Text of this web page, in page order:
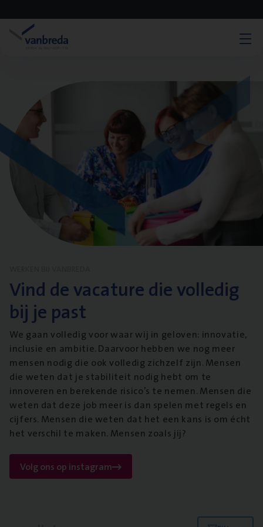
Vind de vacature die volledig
bij je past
We gaan volledig voor waar wij in geloven: innovatie,
inclusie en ambitie. Daarvoor hebben we nog meer
mensen nodig die ook volledig zichzelf zijn. Mensen
die weten dat je stabiliteit nodig hebt om te
innoveren en berekende risico’s te nemen. Mensen die
weten dat deze job meer is dan spelen met regels en
cijfers. Mensen die weten dat het een kans is om écht
het verschil te maken. Mensen zoals jij?
Volg ons op instagram